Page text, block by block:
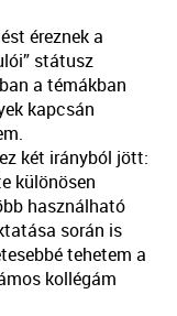
éreznek a
státusz
a témákban
kapcsán
két irányból jött:
különösen
használható
során is
tehetem a
kollégám